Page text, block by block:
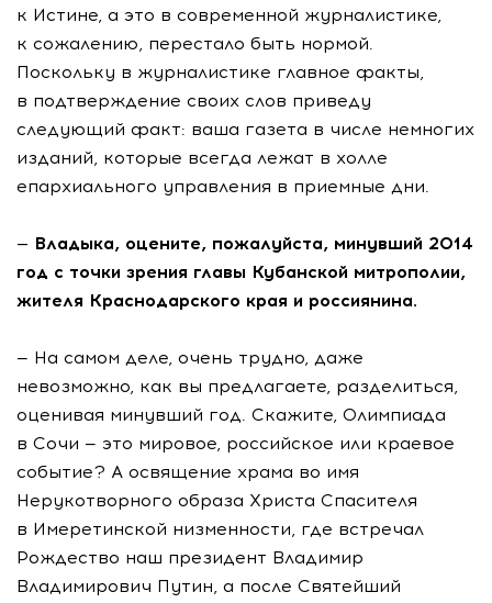
к Истине, а это в современной журналистике,
к сожалению, перестало быть нормой.
Поскольку в журналистике главное факты,
в подтверждение своих слов приведу
следующий факт: ваша газета в числе немногих
изданий, которые всегда лежат в холле
епархиального управления в приемные дни.
— Владыка, оцените, пожалуйста, минувший 2014
год с точки зрения главы Кубанской митрополии,
жителя Краснодарского края и россиянина.
— На самом деле, очень трудно, даже
невозможно, как вы предлагаете, разделиться,
оценивая минувший год. Скажите, Олимпиада
в Сочи — это мировое, российское или краевое
событие? А освящение храма во имя
Нерукотворного образа Христа Спасителя
в Имеретинской низменности, где встречал
Рождество наш президент Владимир
Владимирович Путин, а после Святейший